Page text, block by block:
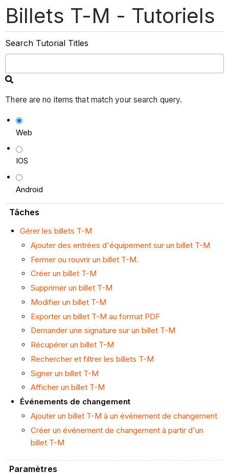
Billets T-M - Tutoriels
Search Tutorial Titles
There are no items that match your search query.
Web
IOS
Android
Tâches
Gérer les billets T-M
Ajouter des entrées d'équipement sur un billet T-M
Fermer ou rouvrir un billet T-M.
Créer un billet T-M
Supprimer un billet T-M
Modifier un billet T-M
Exporter un billet T-M au format PDF
Demander une signature sur un billet T-M
Récupérer un billet T-M
Rechercher et filtrer les billets T-M
Signer un billet T-M
Afficher un billet T-M
Événements de changement
Ajouter un billet T-M à un événement de changement
Créer un événement de changement à partir d'un
billet T-M
Paramètres